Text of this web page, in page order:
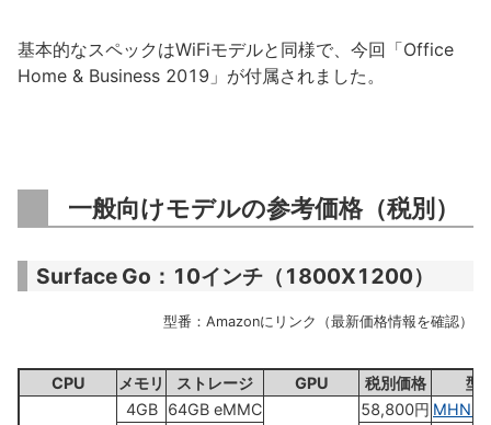
基本的なスペックはWiFiモデルと同様で、今回「Office
Home & Business 2019」が付属されました。
一般向けモデルの参考価格（税別）
Surface Go：10インチ（1800X1200）
型番：Amazonにリンク（最新価格情報を確認）
CPU メモリ ストレージ GPU 税別価格 型
4GB
64GB eMMC
58,800円 MHN-